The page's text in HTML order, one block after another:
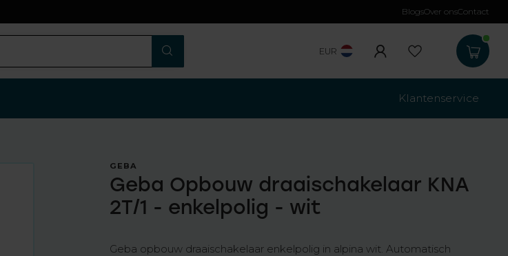
Gratis verzending
BlogsOver onsContact
EUR
Klantenservice
GEBA
Geba Opbouw draaischakelaar KNA
2T/1 - enkelpolig - wit
Geba opbouw draaischakelaar enkelpolig in alpina wit. Automatisch